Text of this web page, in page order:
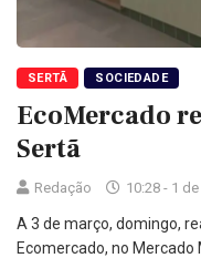
SERTÃ SOCIEDADE
EcoMercado
Sertã
Redação 10:28 - 1
A 3 de março, domingo,
Ecomercado, no Mercado